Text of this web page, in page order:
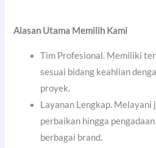
Alasan Utama Memilih Kami
Tim Profesional. Memiliki
sesuai bidang keahlian
proyek.
Layanan Lengkap. Melayani
perbaikan hingga
berbagai brand.